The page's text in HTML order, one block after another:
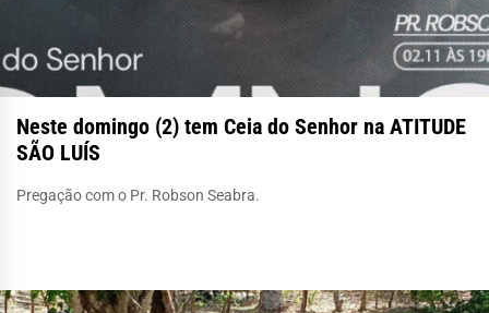
Neste domingo (2) tem Ceia do Senhor na ATITUDE
SÃO LUÍS
Pregação com o Pr. Robson Seabra.